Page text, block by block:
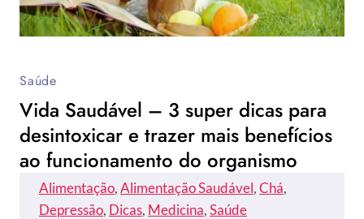
Saúde
Vida Saudável – 3 super dicas para
desintoxicar e trazer mais benefícios
ao funcionamento do organismo
Alimentação, Alimentação Saudável, Chá
Depressão, Dicas, Medicina, Saúde